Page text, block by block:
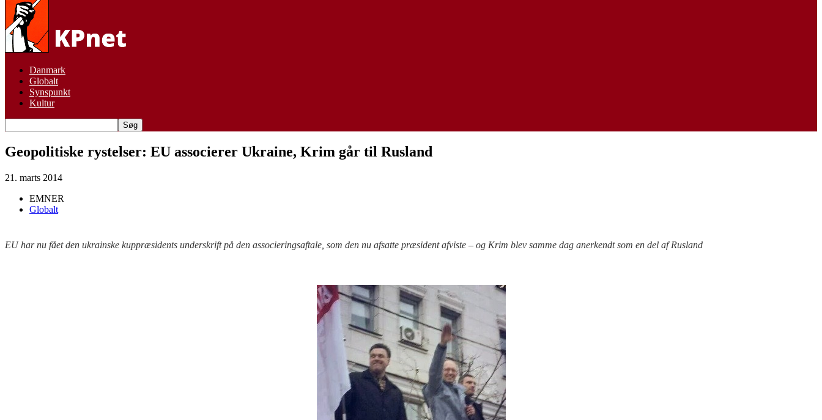
Danmark
Globalt
Synspunkt
Kultur
Geopolitiske rystelser: EU associerer Ukraine, Krim går til Rusland
21. marts 2014
EMNER
Globalt
EU har nu fået den ukrainske kuppræsidents underskrift på den associeringsaftale, som den nu afsatte præsident afviste – og Krim blev samme dag anerkendt som en del af Rusland